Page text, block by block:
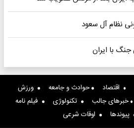
نظام آل سعود
با ایران
اقتصاد حوادث و جامعه
ورزش
خبرهای جالب تکنولوژی
فیلم نامه
پیوندها اوقات شرعی